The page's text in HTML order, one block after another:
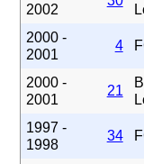
2002
2000 -
2001
4
2000 -
2001
21
1997 -
1998
34